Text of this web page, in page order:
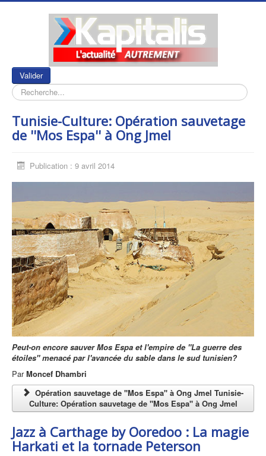
Valider
Tunisie-Culture: Opération sauvetage
de ''Mos Espa'' à Ong Jmel
Publication : 9 avril 2014
Peut-on encore sauver Mos Espa et l'empire de "La guerre des
étoiles" menacé par l'avancée du sable dans le sud tunisien?
ParMoncef Dhambri
Opération sauvetage de ''Mos Espa'' à Ong Jmel Tunisie-
Culture: Opération sauvetage de ''Mos Espa'' à Ong Jmel
Jazz à Carthage by Ooredoo : La magie
Harkati et la tornade Peterson